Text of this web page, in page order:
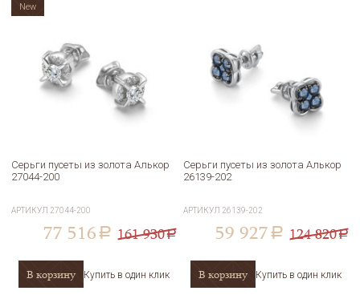
Серьги пусеты из золота Алькор
27044-200
АРТИКУЛ 27044-200
77 516 a 161 930a
В корзину Купить в один клик
New
Серьги пусеты из золота Алькор
26139-202
АРТИКУЛ 26139-202
59 927 a 124 820a
В корзину Купить в один клик